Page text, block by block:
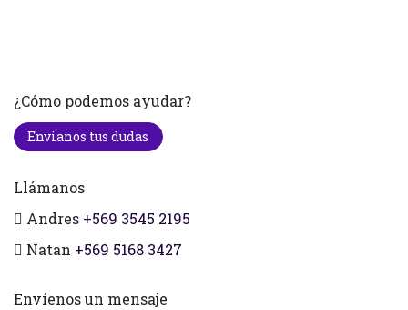
¿Cómo podemos ayudar?
Envianos tus dudas
Llámanos
Andres +569 3545 2195
Natan +569 5168 3427
Envíenos un mensaje